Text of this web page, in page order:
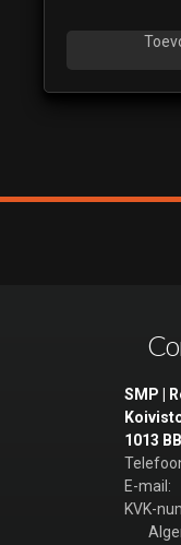
SMP |
1013
E-mail:
KVK-